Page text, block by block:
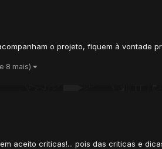
o projeto, fiquem à vontade
8 mais)
aceito criticas!... pois das criticas e